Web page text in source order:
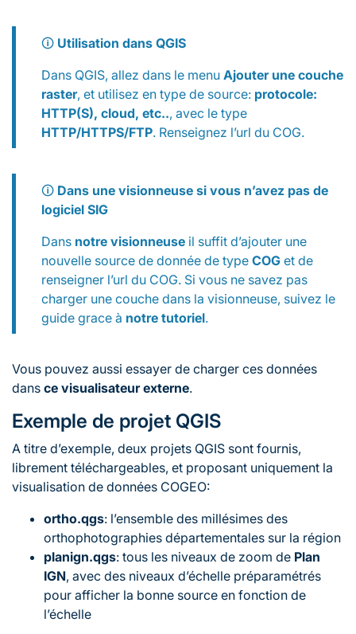
🛈 Utilisation dans QGIS
Dans QGIS, allez dans le menu Ajouter une couche
raster, et utilisez en type de source: protocole:
HTTP(S), cloud, etc.., avec le type
HTTP/HTTPS/FTP. Renseignez l’url du COG.
🛈 Dans une visionneuse si vous n’avez pas de
logiciel SIG
Dans notre visionneuse il suffit d’ajouter une
nouvelle source de donnée de type COG et de
renseigner l’url du COG. Si vous ne savez pas
charger une couche dans la visionneuse, suivez le
guide grace à notre tutoriel.
Vous pouvez aussi essayer de charger ces données
dans ce visualisateur externe.
Exemple de projet QGIS
A titre d’exemple, deux projets QGIS sont fournis,
librement téléchargeables, et proposant uniquement la
visualisation de données COGEO:
ortho.qgs: l’ensemble des millésimes des
orthophotographies départementales sur la région
planign.qgs: tous les niveaux de zoom de Plan
IGN, avec des niveaux d’échelle préparamétrés
pour afficher la bonne source en fonction de
l’échelle